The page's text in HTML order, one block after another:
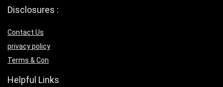
Disclosures :
Contact Us
privacy policy
Terms & Con
Helpful Links